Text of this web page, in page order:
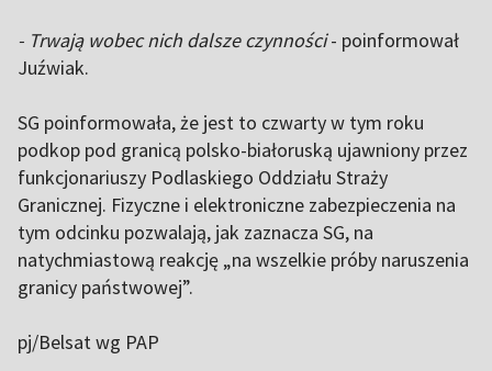
- Trwają wobec nich dalsze czynności- poinformował
Juźwiak.
SG poinformowała, że jest to czwarty w tym roku
podkop pod granicą polsko-białoruską ujawniony przez
funkcjonariuszy Podlaskiego Oddziału Straży
Granicznej. Fizyczne i elektroniczne zabezpieczenia na
tym odcinku pozwalają, jak zaznacza SG, na
natychmiastową reakcję „na wszelkie próby naruszenia
granicy państwowej”.
pj/Belsat wg PAP